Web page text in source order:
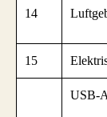
14
15
USB-